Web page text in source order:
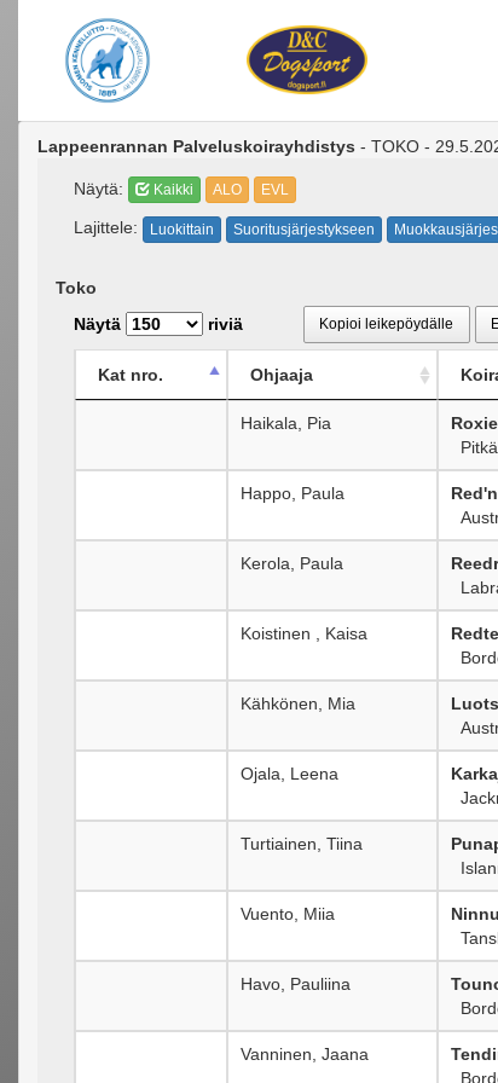
Lappeenrannan Palveluskoirayhdistys - TOKO -
Näytä: Kaikki ALO EVL
Lajittele: Luokittain Suoritusjärjestykseen
Toko
Näytä
riviä Kopioi leikepöydälle
Kat nro. Ohjaaja
Haikala, Pia
Happo, Paula
Kerola, Paula
Koistinen , Kaisa
Kähkönen, Mia
Ojala, Leena
Turtiainen, Tiina
Vuento, Miia
Havo, Pauliina
Vanninen, Jaana